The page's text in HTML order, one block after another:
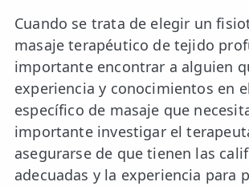
Cuando se trata de elegir un
masaje terapéutico de tejido
importante encontrar a alguien
experiencia y conocimientos en
específico de masaje que
importante investigar el
asegurarse de que tienen las
adecuadas y la experiencia para